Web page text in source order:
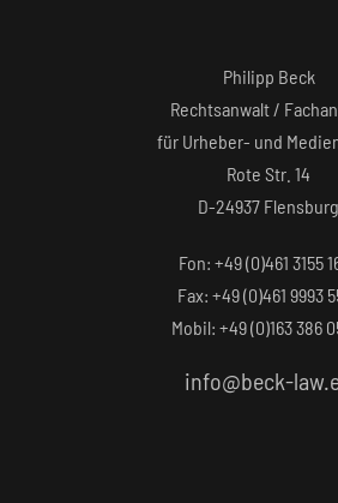
Philipp Beck
Rechtsanwalt /
für Urheber- und
Rote Str. 14
D-24937 Flensburg
Fon: +49 (0)461 3155
Fax: +49 (0)461 9993
Mobil: +49 (0)163 386
info@beck-